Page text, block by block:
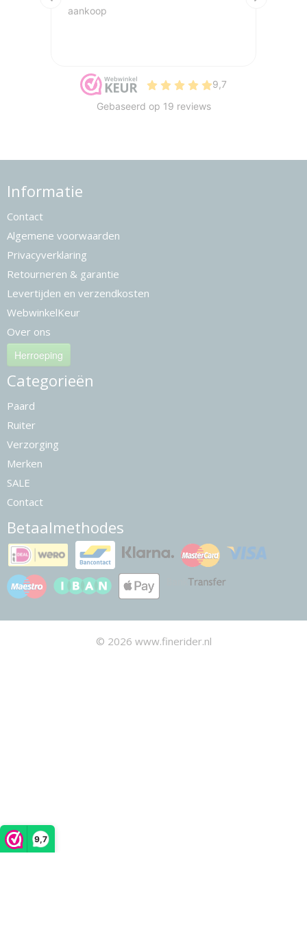
9,7
Informatie
Contact
Algemene voorwaarden
Privacyverklaring
Retourneren & garantie
Levertijden en verzendkosten
WebwinkelKeur
Over ons
Herroeping
Categorieën
Paard
Ruiter
Verzorging
Merken
SALE
Contact
Betaalmethodes
© 2026 www.finerider.nl